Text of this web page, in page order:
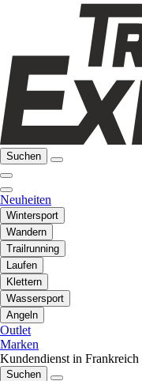
Suchen
Neuheiten
Wintersport
Wandern
Trailrunning
Laufen
Klettern
Wassersport
Angeln
Outlet
Marken
Kundendienst in Frankreich
Suchen